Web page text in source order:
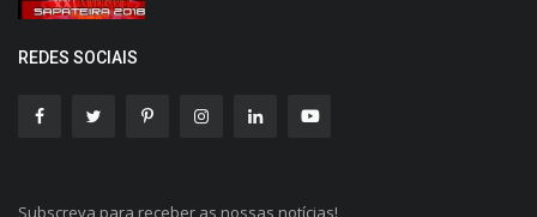
REDES SOCIAIS
Subscreva para receber as nossas notícias!